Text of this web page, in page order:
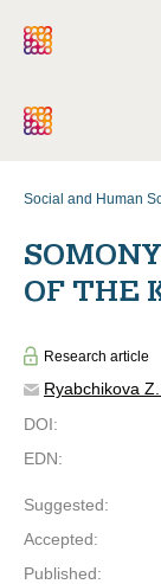
OF THE
Research article
Ryabchikova Z.
DOI:
EDN:
Suggested:
Accepted:
Published: